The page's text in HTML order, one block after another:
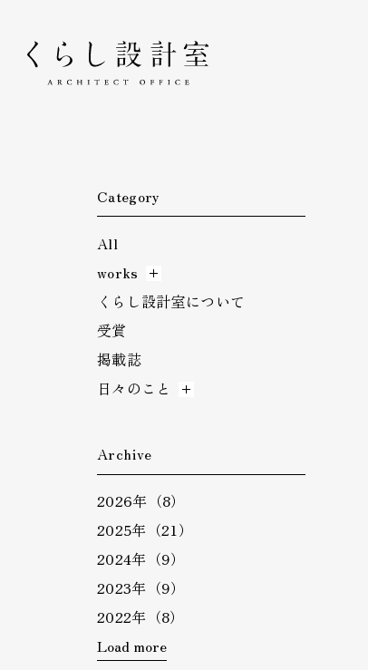
Category
All
works
くらし設計室について
受賞
掲載誌
日々のこと
Archive
2026年（8）
2025年（21）
2024年（9）
2023年（9）
2022年（8）
Load more